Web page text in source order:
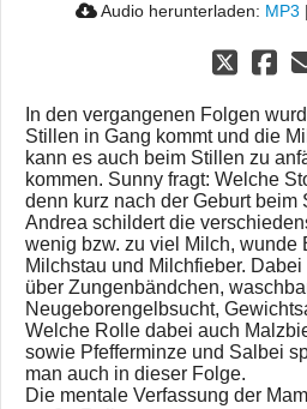
Audio herunterladen: MP3 |
In den vergangenen Folgen
Stillen in Gang kommt und die
kann es auch beim Stillen zu
kommen. Sunny fragt: Welche
denn kurz nach der Geburt beim
Andrea schildert die
wenig bzw. zu viel Milch, wunde
Milchstau und Milchfieber.
über Zungenbändchen,
Neugeborengelbsucht,
Welche Rolle dabei auch
sowie Pfefferminze und Salbei
man auch in dieser Folge.
Die mentale Verfassung der